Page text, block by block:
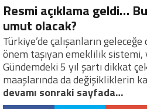
Resmi açıklama geldi…
umut olacak?
Türkiye’de çalışanların
önem taşıyan emeklilik
Gündemdeki 5 yıl şartı dikkat
maaşlarında da değişikliklerin
devamı sonraki sayfada…